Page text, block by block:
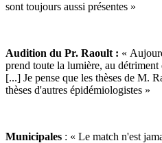
sont toujours aussi présentes »
Audition du Pr. Raoult : «
prend toute la lumière, au
[...] Je pense que les thèses de M.
thèses d'autres épidémiologistes »
Municipales : « Le match n'est